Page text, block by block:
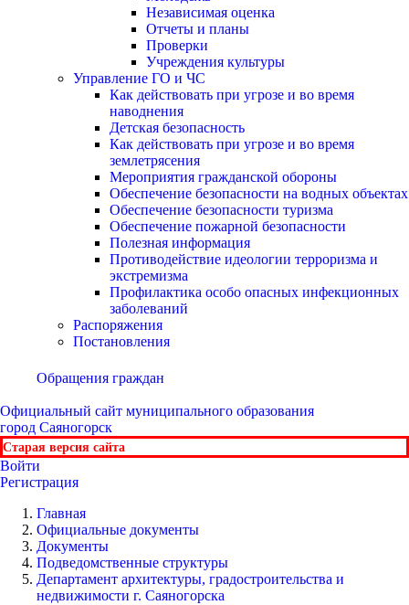
Независимая оценка
Отчеты и планы
Проверки
Учреждения культуры
Управление ГО и ЧС
Как действовать при угрозе и во время
наводнения
Детская безопасность
Как действовать при угрозе и во время
землетрясения
Мероприятия гражданской обороны
Обеспечение безопасности на водных объектах
Обеспечение безопасности туризма
Обеспечение пожарной безопасности
Полезная информация
Противодействие идеологии терроризма и
экстремизма
Профилактика особо опасных инфекционных
заболеваний
Распоряжения
Постановления
Обращения граждан
Официальный сайт муниципального образования
город Саяногорск
Старая версия сайта
Войти
Регистрация
Главная
Официальные документы
Документы
Подведомственные структуры
Департамент архитектуры, градостроительства и
недвижимости г. Саяногорска